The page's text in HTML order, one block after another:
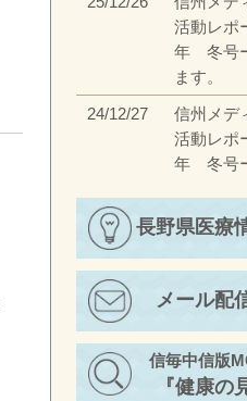
活動レポ
年 冬号
ます。
24/12/27
信州メデ
活動レポ
年 冬号
23/12/27
信州メデ
年 冬号
ます。
23/4/17
信州メデ
活動レポ
年 春号
長野県医療
メール配
信毎中信版
『健康の